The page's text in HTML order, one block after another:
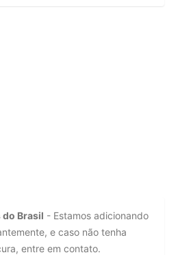
do Brasil - Estamos adicionando
e caso não tenha
entre em contato.